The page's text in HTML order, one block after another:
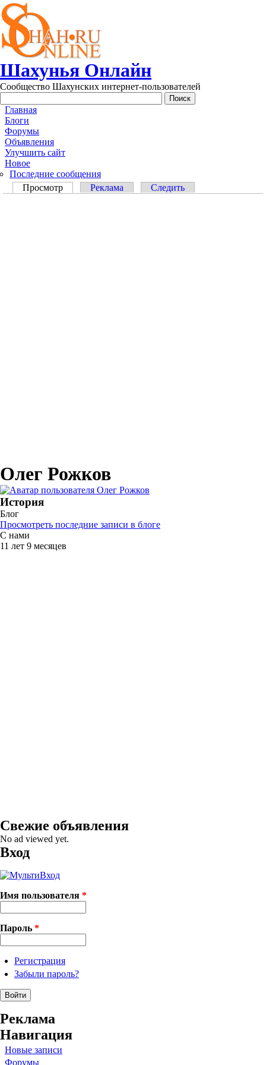
Перейти к основному содержанию
Шахунья Онлайн
Сообщество Шахунских интернет-пользователей
Main menu
Главная
Блоги
Форумы
Объявления
Улучшить сайт
Новое
Последние сообщения
Главные вкладки
Просмотр (активная вкладка)
Реклама Следить
Олег Рожков
История
Блог
Просмотреть последние записи в блоге
С нами
11 лет 9 месяцев
Свежие объявления
No ad viewed yet.
Вход
Имя пользователя *
Пароль *
Регистрация
Забыли пароль?
Реклама
Навигация
Новые записи
Форумы